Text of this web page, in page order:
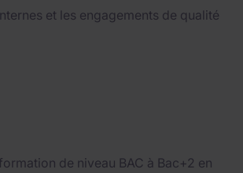
et les engagements de qualité
de niveau BAC à Bac+2 en